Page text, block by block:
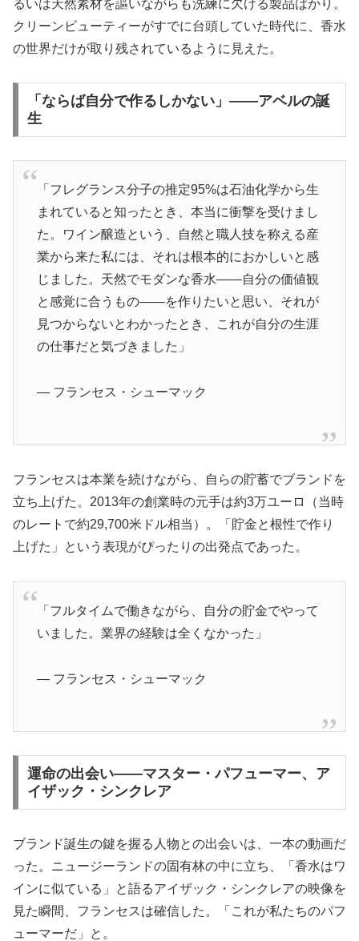
るいは天然素材を謳いながらも洗練に欠ける製品ばかり。
クリーンビューティーがすでに台頭していた時代に、香水
の世界だけが取り残されているように見えた。
「ならば自分で作るしかない」——アベルの誕
生
「フレグランス分子の推定95%は石油化学から生
まれていると知ったとき、本当に衝撃を受けまし
た。ワイン醸造という、自然と職人技を称える産
業から来た私には、それは根本的におかしいと感
じました。天然でモダンな香水——自分の価値観
と感覚に合うもの——を作りたいと思い、それが
見つからないとわかったとき、これが自分の生涯
の仕事だと気づきました」
— フランセス・シューマック
フランセスは本業を続けながら、自らの貯蓄でブランドを
立ち上げた。2013年の創業時の元手は約3万ユーロ（当時
のレートで約29,700米ドル相当）。「貯金と根性で作り
上げた」という表現がぴったりの出発点であった。
「フルタイムで働きながら、自分の貯金でやって
いました。業界の経験は全くなかった」
— フランセス・シューマック
運命の出会い——マスター・パフューマー、ア
イザック・シンクレア
ブランド誕生の鍵を握る人物との出会いは、一本の動画だ
った。ニュージーランドの固有林の中に立ち、「香水はワ
インに似ている」と語るアイザック・シンクレアの映像を
見た瞬間、フランセスは確信した。「これが私たちのパフ
ューマーだ」と。